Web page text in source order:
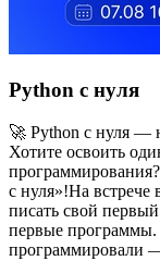
Python с нуля
🚀 Python с нуля —
Хотите освоить
с нуля»!На встрече
писать свой
первые программы.
программировали